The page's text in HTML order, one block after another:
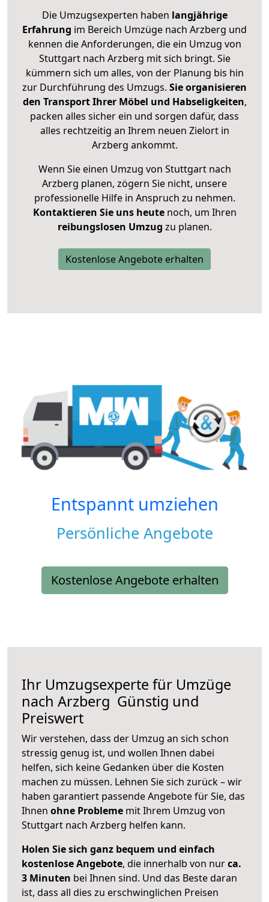
Die Umzugsexperten haben langjährige
Erfahrung im Bereich Umzüge nach Arzberg und
kennen die Anforderungen, die ein Umzug von
Stuttgart nach Arzberg mit sich bringt. Sie
kümmern sich um alles, von der Planung bis hin
zur Durchführung des Umzugs. Sie organisieren
den Transport Ihrer Möbel und Habseligkeiten,
packen alles sicher ein und sorgen dafür, dass
alles rechtzeitig an Ihrem neuen Zielort in
Arzberg ankommt.
Wenn Sie einen Umzug von Stuttgart nach
Arzberg planen, zögern Sie nicht, unsere
professionelle Hilfe in Anspruch zu nehmen.
Kontaktieren Sie uns heutenoch, um Ihren
reibungslosen Umzug zu planen.
Kostenlose Angebote erhalten
Entspannt umziehen
Persönliche Angebote
Kostenlose Angebote erhalten
Ihr Umzugsexperte für Umzüge
nach Arzberg Günstig und
Preiswert
Wir verstehen, dass der Umzug an sich schon
stressig genug ist, und wollen Ihnen dabei
helfen, sich keine Gedanken über die Kosten
machen zu müssen. Lehnen Sie sich zurück – wir
haben garantiert passende Angebote für Sie, das
Ihnen ohne Probleme mit Ihrem Umzug von
Stuttgart nach Arzberg helfen kann.
Holen Sie sich ganz bequem und einfach
kostenlose Angebote, die innerhalb von nurca.
3 Minuten bei Ihnen sind. Und das Beste daran
ist, dass all dies zu erschwinglichen Preisen